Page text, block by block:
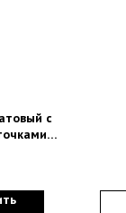
с